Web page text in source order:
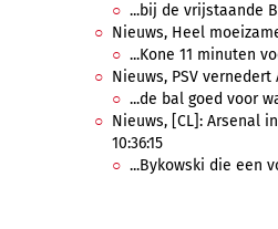
...bij de vrijstaande
Nieuws, Heel
...Kone 11 minuten
Nieuws, PSV vernedert
...de bal goed voor
Nieuws, [CL]: Arsenal
10:36:15
...Bykowski die een